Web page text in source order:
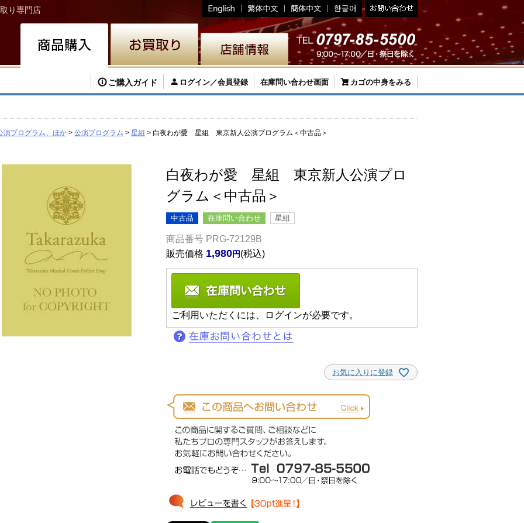
り専門店
ご購入ガイド ログイン／会員登録 在庫問い合わせ画面 カゴの中身をみる
演プログラム、ほか 公演プログラム 星組 白夜わが愛 星組 東京新人公演プログラム＜中古品＞
白夜わが愛 星組 東京新人公演プロ
グラム＜中古品＞
中古品 在庫問い合わせ 星組
商品番号 PRG-72129B
販売価格 1,980 税込
ご利用いただくには、ログインが必要です。
お気に入りに登録